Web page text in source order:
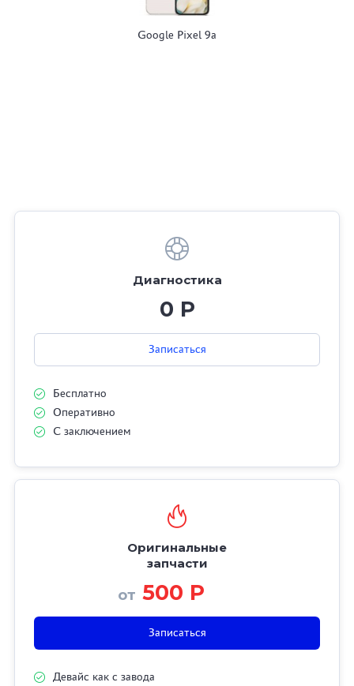
Google Pixel 9a
Диагностика
0 Р
Записаться
Бесплатно
Оперативно
С заключением
Оригинальные
запчасти
от 500 Р
Записаться
Девайс как с завода